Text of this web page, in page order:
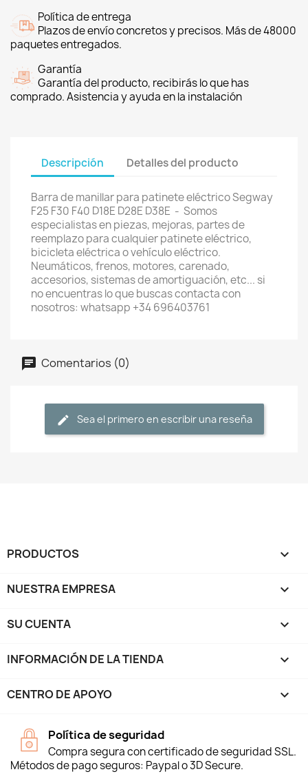
Política de entrega
Plazos de envío concretos y precisos. Más de 48000
paquetes entregados.
Garantía
Garantía del producto, recibirás lo que has
comprado. Asistencia y ayuda en la instalación
Descripción Detalles del producto
Barra de manillar para patinete eléctrico Segway
F25 F30 F40 D18E D28E D38E - Somos
especialistas en piezas, mejoras, partes de
reemplazo para cualquier patinete eléctrico,
bicicleta eléctrica o vehículo eléctrico.
Neumáticos, frenos, motores, carenado,
accesorios, sistemas de amortiguación, etc... si
no encuentras lo que buscas contacta con
nosotros: whatsapp +34 696403761
Comentarios (0)
Sea el primero en escribir una reseña
PRODUCTOS 
NUESTRA EMPRESA 
SU CUENTA 
INFORMACIÓN DE LA TIENDA keyboard_arrow_down
CENTRO DE APOYO 
Política de seguridad
Compra segura con certificado de seguridad SSL.
Métodos de pago seguros: Paypal o 3D Secure.